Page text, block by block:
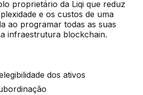
proprietário da Liqi que reduz
e os custos de uma
ao programar todas as suas
infraestrutura blockchain.
dos ativos